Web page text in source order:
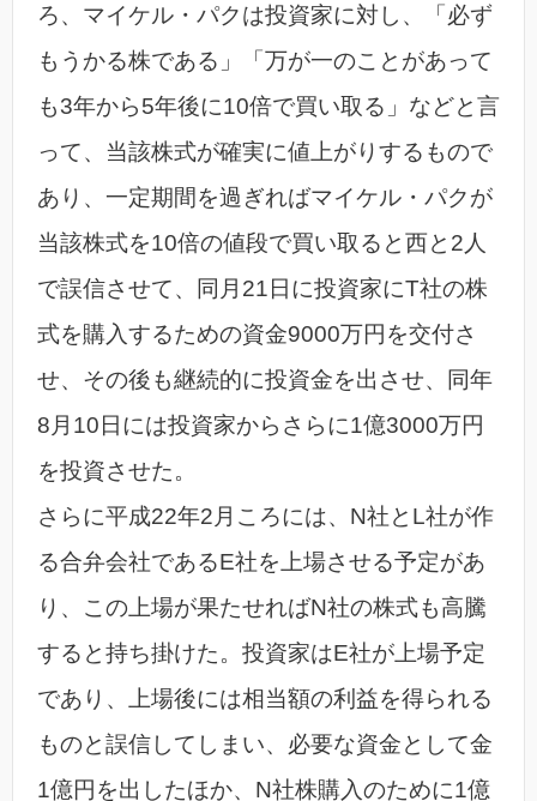
ろ、マイケル・パクは投資家に対し、「必ず
もうかる株である」「万が一のことがあって
も3年から5年後に10倍で買い取る」などと言
って、当該株式が確実に値上がりするもので
あり、一定期間を過ぎればマイケル・パクが
当該株式を10倍の値段で買い取ると西と2人
で誤信させて、同月21日に投資家にT社の株
式を購入するための資金9000万円を交付さ
せ、その後も継続的に投資金を出させ、同年
8月10日には投資家からさらに1億3000万円
を投資させた。
さらに平成22年2月ころには、N社とL社が作
る合弁会社であるE社を上場させる予定があ
り、この上場が果たせればN社の株式も高騰
すると持ち掛けた。投資家はE社が上場予定
であり、上場後には相当額の利益を得られる
ものと誤信してしまい、必要な資金として金
1億円を出したほか、N社株購入のために1億